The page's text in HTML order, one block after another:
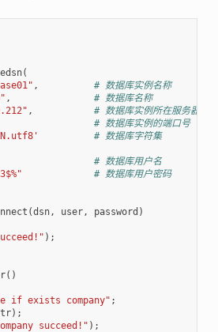
(
,
# 数据库实例名称
,
# 数据库名称
,
# 数据库实例所在服务器的
# 数据库实例的端口号
# 数据库字符集
# 数据库用户名
# 数据库用户密码
(dsn, user, password )
);
()
if exists company" ;
);
succeed!" );